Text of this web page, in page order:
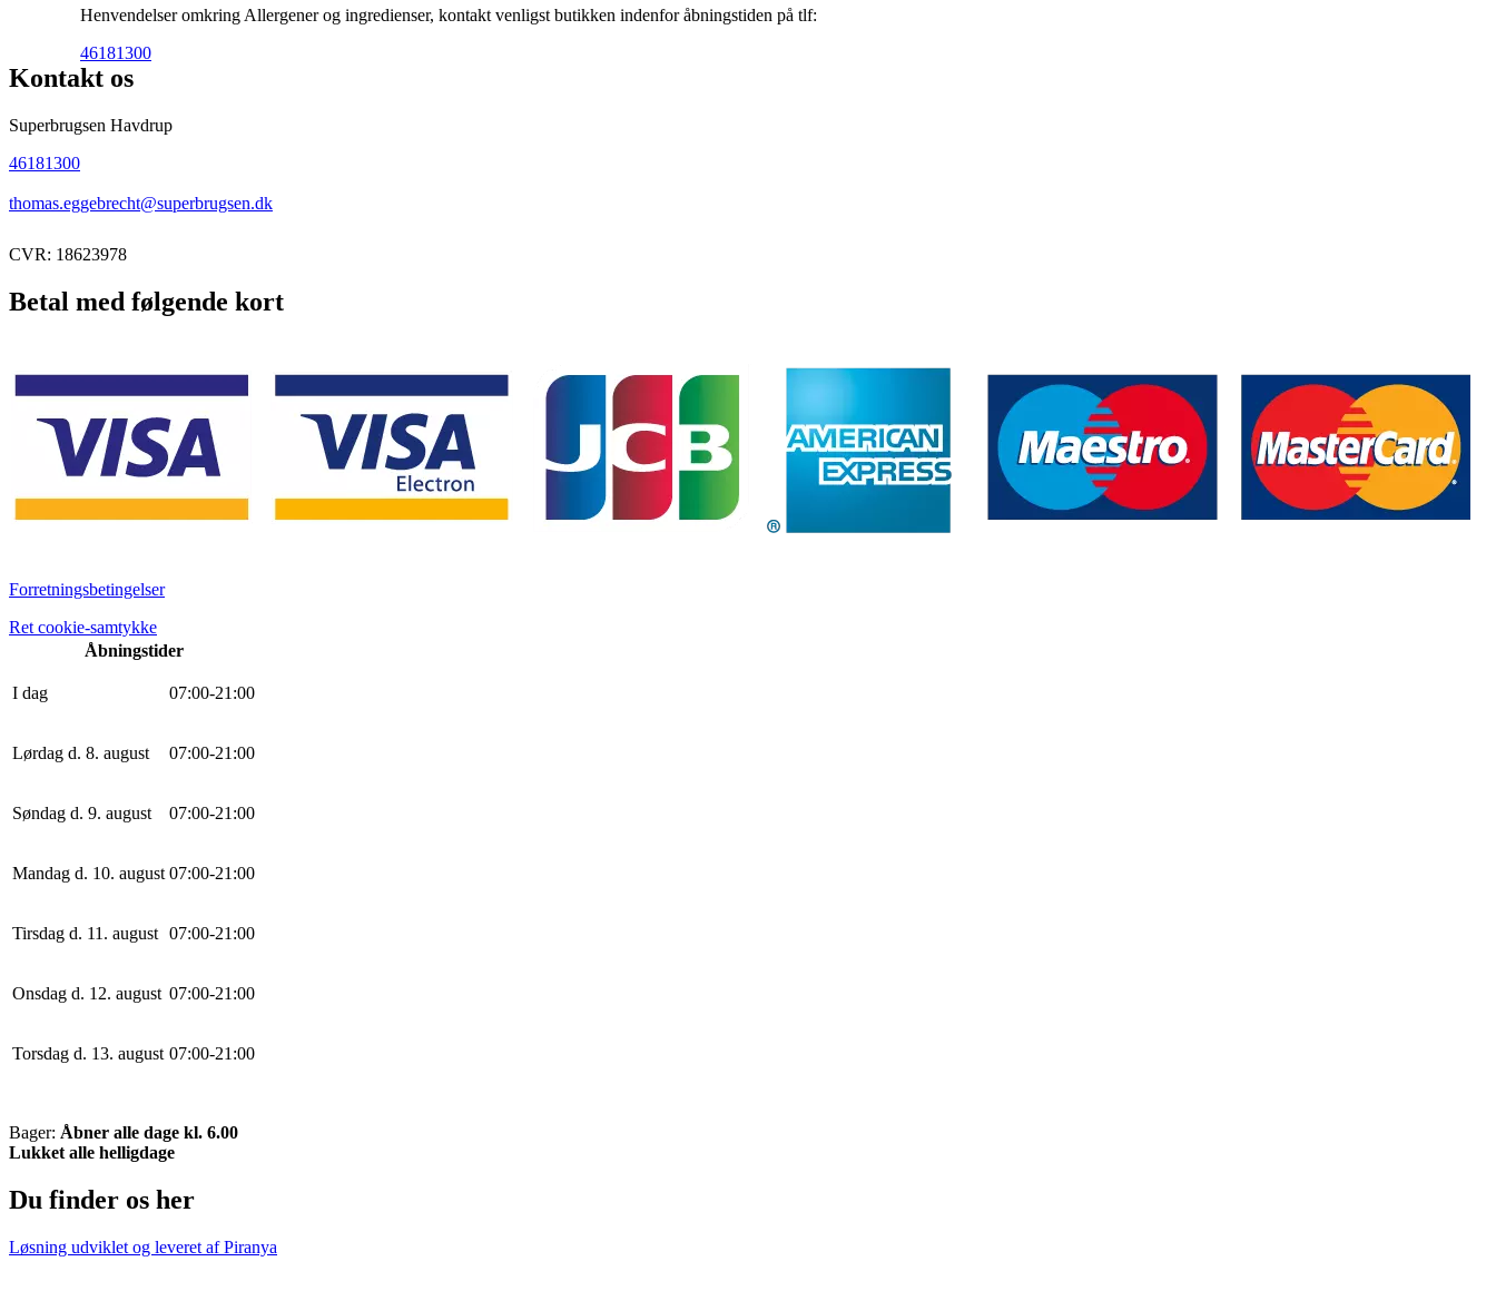
Henvendelser omkring Allergener og ingredienser, kontakt venligst butikken indenfor åbningstiden på tlf:
46181300
Kontakt os
Superbrugsen Havdrup
46181300
thomas.eggebrecht@superbrugsen.dk
CVR: 18623978
Betal med følgende kort
Forretningsbetingelser
Ret cookie-samtykke
Åbningstider
I dag 07:00-21 :00
Lørdag d. 8. august 07:00-21 :00
Søndag d. 9. august 07:00-21 :00
Mandag d. 10. august 07:00-21 :00
Tirsdag d. 11. august 07:00-21 :00
Onsdag d. 12. august 07:00-21 :00
Torsdag d. 13. august 07:00-21 :00
Bager: Åbner alle dage kl. 6.00
Lukket alle helligdage
Du finder os her
Løsning udviklet og leveret afPiranya